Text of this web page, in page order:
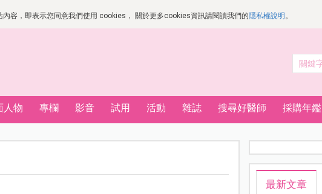
容，即表示您同意我們使用 cookies， 關於更多cookies資訊請閱讀我們的隱私權說明 。
人物 專欄 影音 試用 活動 雜誌 搜尋好醫師 採購年鑑
最新文章